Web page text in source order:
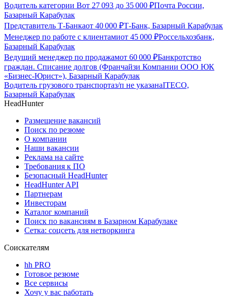
Водитель категории Вот 27 093 до 35 000 ₽Почта России,
Базарный Карабулак
Представитель Т-Банкаот 40 000 ₽Т-Банк, Базарный Карабулак
Менеджер по работе с клиентамиот 45 000 ₽Россельхозбанк,
Базарный Карабулак
Ведущий менеджер по продажамот 60 000 ₽Банкротство
граждан. Списание долгов (Франчайзи Компании ООО ЮК
«Бизнес-Юрист»), Базарный Карабулак
Водитель грузового транспортаз/п не указанаITECO,
Базарный Карабулак
HeadHunter
Размещение вакансий
Поиск по резюме
О компании
Наши вакансии
Реклама на сайте
Требования к ПО
Безопасный HeadHunter
HeadHunter API
Партнерам
Инвесторам
Каталог компаний
Поиск по вакансиям в Базарном Карабулаке
Сетка: соцсеть для нетворкинга
Соискателям
hh PRO
Готовое резюме
Все сервисы
Хочу у вас работать